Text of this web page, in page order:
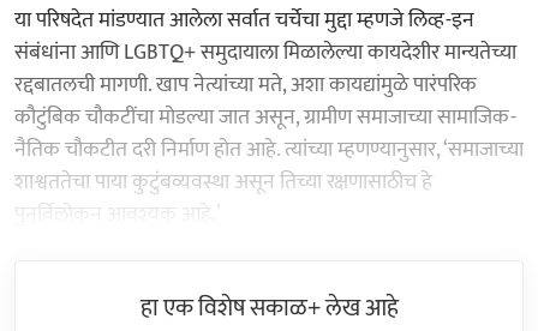
या परिषदेत मांडण्यात आलेला सर्वात चर्चेचा मुद्दा म्हणजे लिव्ह-इन
संबंधांना आणि LGBTQ+ समुदायाला मिळालेल्या कायदेशीर मान्यतेच्या
रद्दबातलची मागणी. खाप नेत्यांच्या मते, अशा कायद्यांमुळे पारंपरिक
कौटुंबिक चौकटींचा मोडल्या जात असून, ग्रामीण समाजाच्या सामाजिक-
नैतिक चौकटीत दरी निर्माण होत आहे. त्यांच्या म्हणण्यानुसार, ‘समाजाच्या
शाश्वततेचा पाया कुटुंबव्यवस्था असून तिच्या रक्षणासाठीच हे
पुनर्विलोकन आवश्यक आहे.’
हा एक विशेष सकाळ+ लेख आहे